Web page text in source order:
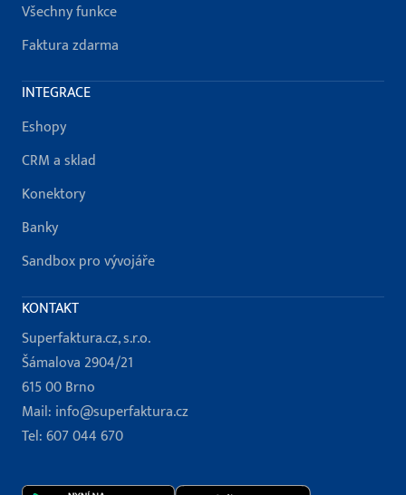
Všechny funkce
Faktura zdarma
INTEGRACE
Eshopy
CRM a sklad
Konektory
Banky
Sandbox pro vývojáře
KONTAKT
Superfaktura.cz, s.r.o.
Šámalova 2904/21
615 00 Brno
Mail: info@superfaktura.cz
Tel:607 044 670